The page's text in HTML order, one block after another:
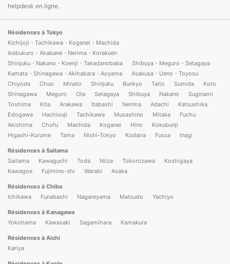
helpdesk en ligne.
Résidences à Tokyo
Kichijoji・Tachikawa・Koganei・Machida
Ikebukuro・Akabane・Nerima・Korakuen
Shinjuku・Nakano・Koenji・Takadanobaba
Shibuya・Meguro・Setagaya
Kamata・Shinagawa・Akihabara・Aoyama
Asakusa・Ueno・Toyosu
Chiyoda
Chuo Minato Shinjuku Bunkyo Taito Sumida
Koto
Shinagawa
Meguro Ota Setagaya Shibuya Nakano
Suginami
Toshima
Kita Arakawa Itabashi Nerima Adachi
Katsushika
Edogawa
Hachiouji Tachikawa Musashino Mitaka
Fuchu
Akishima
Chofu Machida Koganei Hino
Kokubunji
Higashi-Kurume
Tama Nishi-Tokyo Kodaira Fussa Inagi
Résidences à Saitama
Saitama
Kawaguchi Toda Niiza Tokorozawa
Koshigaya
Kawagoe
Fujimino-shi Warabi Asaka
Résidences à Chiba
Ichikawa
Funabashi Nagareyama Matsudo Yachiyo
Résidences à Kanagawa
Yokohama
Kawasaki Sagamihara Kamakura
Résidences à Aichi
Kariya